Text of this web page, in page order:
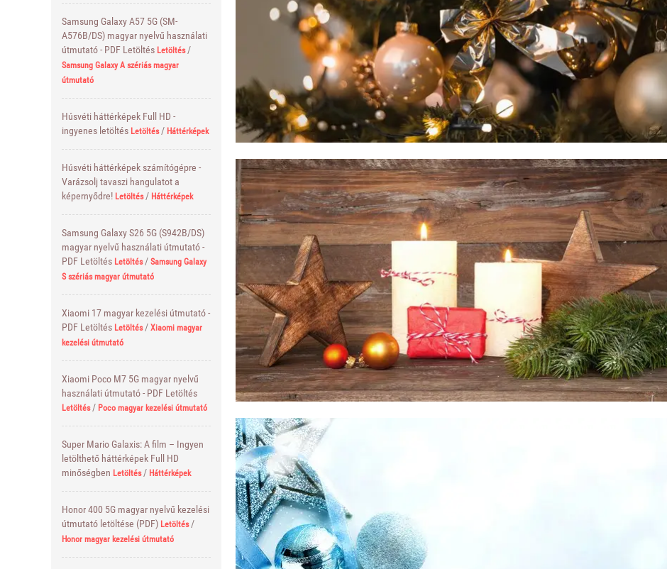
Samsung Galaxy A57 5G (SM-
A576B/DS) magyar nyelvű használati
útmutató - PDF Letöltés Letöltés/
Samsung Galaxy A szériás magyar
útmutató
Húsvéti háttérképek Full HD -
ingyenes letöltés Letöltés/ Háttérképek
Húsvéti háttérképek számítógépre -
Varázsolj tavaszi hangulatot a
képernyődre! Letöltés/ Háttérképek
Samsung Galaxy S26 5G (S942B/DS)
magyar nyelvű használati útmutató -
PDF Letöltés Letöltés/ Samsung Galaxy
S szériás magyar útmutató
Xiaomi 17 magyar kezelési útmutató -
PDF Letöltés Letöltés/ Xiaomi magyar
kezelési útmutató
Xiaomi Poco M7 5G magyar nyelvű
használati útmutató - PDF Letöltés
Letöltés/ Poco magyar kezelési útmutató
Super Mario Galaxis: A film – Ingyen
letölthető háttérképek Full HD
minőségben Letöltés/ Háttérképek
Honor 400 5G magyar nyelvű kezelési
útmutató letöltése (PDF) Letöltés/
Honor magyar kezelési útmutató